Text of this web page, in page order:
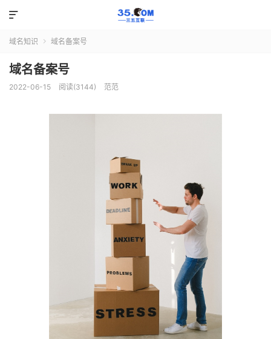

域名知识  域名备案号
域名备案号
2022-06-15 阅读(3144) 范范